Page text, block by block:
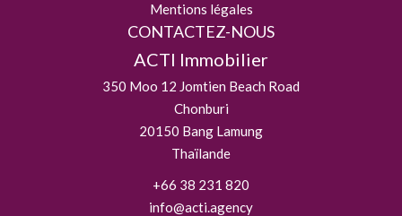
Mentions légales
CONTACTEZ-NOUS
ACTI Immobilier
350 Moo 12 Jomtien Beach Road
Chonburi
20150 Bang Lamung
Thaïlande
+66 38 231 820
info@acti.agency